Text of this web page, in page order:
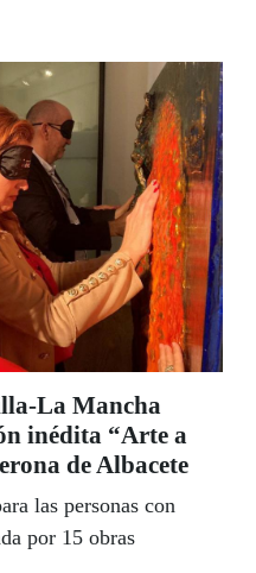
La Mancha
inédita “Arte a
de Albacete
las personas con
por 15 obras